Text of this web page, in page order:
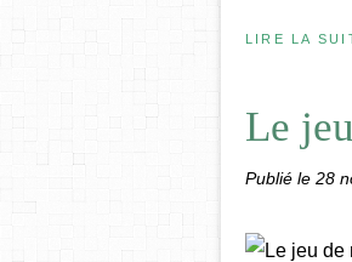
LIRE LA
Le
Publié le 28